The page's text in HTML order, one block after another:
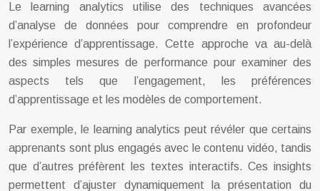
Le learning analytics utilise des techniques avancées
d’analyse de données pour comprendre en profondeur
l’expérience d’apprentissage. Cette approche va au-delà
des simples mesures de performance pour examiner des
aspects tels que l’engagement, les préférences
d’apprentissage et les modèles de comportement.
Par exemple, le learning analytics peut révéler que certains
apprenants sont plus engagés avec le contenu vidéo, tandis
que d’autres préfèrent les textes interactifs. Ces insights
permettent d’ajuster dynamiquement la présentation du